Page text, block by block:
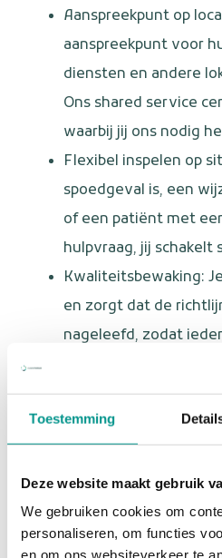
Toestemming
Deze website maakt gebruik
We gebruiken cookies om
personaliseren, om functies
en om ons websiteverkeer te
Aanspreekpunt op
aanspreekpunt voor
diensten en andere
Ons shared service
waarbij jij ons nodig
Flexibel inspelen op
spoedgeval is, een
of een patiënt met
hulpvraag, jij schakelt
Kwaliteitsbewaking:
en zorgt dat de
nageleefd, zodat
Wie ben jij?
voor patiënten en een
Verder: